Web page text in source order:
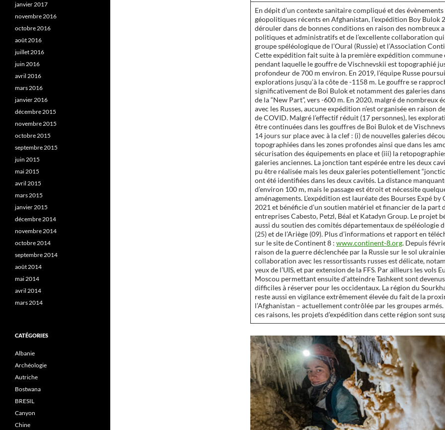
En dépit d’un contexte sanitaire compliqué et des évènements
géopolitiques récents en Afghanistan, l’expédition Boy Bulok
dérouler dans de bonnes conditions en raison des nombreux
politiques et administratifs et de l’excellente collaboration
groupe spéléologique de l’Oural (Russie) et l’Association
Cette expédition fait suite à la première expédition commune
pendant laquelle le gouffre de Vischnevskii est topographié
profondeur de 700 m environ. En 2019, l’équipe Russe
explorations jusqu’à la côte de -1158 m. Le gouffre se
significativement de Boi Bulok et notamment des galeries
de la “New Part”, vers -600 m. En 2020, malgré de nombreux
avec les Russes, aucune expédition n’est organisée en raison
de COVID. Malgré l’effectif réduit (17 personnes), les
être continuées dans les gouffres de Boi Bulok et de
14 jours sur place avec à la clef : (i) de nouvelles galeries
topographiées dans les zones profondes ainsi que dans les
sécurisation des équipements en place et (iii) la
galeries anciennes. La jonction tant espérée entre les deux
pu être réalisée mais les deux galeries potentiellement
ont été identifiées dans les deux cavités. La distance
d’environ 100 m, mais le passage est étroit et nécessite
aménagements. L’expédition est lauréate des Bourses Expé by
2021 et bénéficie d’un soutien matériel et financier de la part
entreprises Cabesto, Petzl, Béal et Katadyn Group. Le projet
aussi du soutien des comités départementaux de spéléologie
(25) et de l’Ariège (09). Plus d’informations et rapport en
sur le site de Continent 8 : www.continent-8.org. Depuis
raison de la guerre déclenchée par la Russie sur le sol
collaboration avec les ressortissants russes est délicate,
yeux de l’UIS, et par extension de la FFS. Par ailleurs les vols
Moscou permettant ensuite d’atteindre Tashkent sont
difficiles à réserver pour les occidentaux. La région du
reste aussi en vigilance extrêmement élevée du fait de la
l’Afghanistan – actuellement contrôlée par les groupes
ces raisons, les projets d’expédition dans cette région sont
janvier 2017
novembre 2016
octobre 2016
août 2016
juillet 2016
juin 2016
avril 2016
mars 2016
janvier 2016
décembre 2015
novembre 2015
octobre 2015
septembre 2015
juin 2015
mai 2015
avril 2015
mars 2015
janvier 2015
décembre 2014
novembre 2014
octobre 2014
septembre 2014
août 2014
mai 2014
avril 2014
mars 2014
CATÉGORIES
Albanie
Archéologie
Autriche
Bostwana
BRESIL
Canyon
Chine